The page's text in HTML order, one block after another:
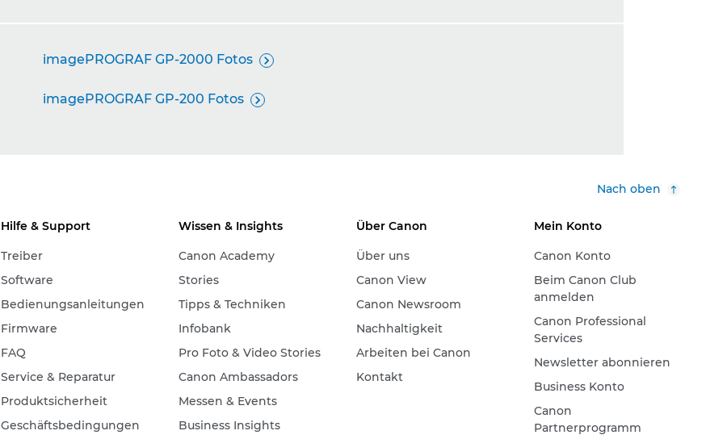
imagePROGRAF GP-2000 Fotos 
imagePROGRAF GP-200 Fotos 
Nach oben
Hilfe & Support
Treiber
Software
Bedienungsanleitungen
Firmware
FAQ
Service & Reparatur
Produktsicherheit
Geschäftsbedingungen
Wissen & Insights
Canon Academy
Stories
Tipps & Techniken
Infobank
Pro Foto & Video Stories
Canon Ambassadors
Messen & Events
Business Insights
Über Canon
Über uns
Canon View
Canon Newsroom
Nachhaltigkeit
Arbeiten bei Canon
Kontakt
Mein Konto
Canon Konto
Beim Canon Club
anmelden
Canon Professional
Services
Newsletter abonnieren
Business Konto
Canon
Partnerprogramm